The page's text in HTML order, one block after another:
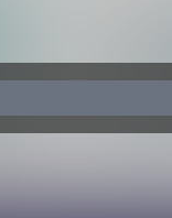
في حال تأجيل أو
في حال تغيّر